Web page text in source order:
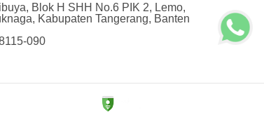
Blok H SHH No.6 PIK 2, Lemo,
Kabupaten Tangerang, Banten
090